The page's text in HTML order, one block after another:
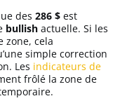
des 286 $ est
bullish actuelle. Si les
zone, cela
simple correction
Les indicateurs de
frôlé la zone de